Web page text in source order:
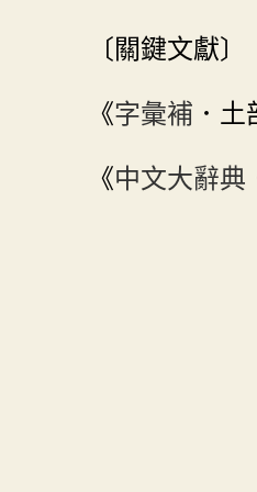
〔關鍵文獻〕
《字彙補 ．土
《中文大辭典